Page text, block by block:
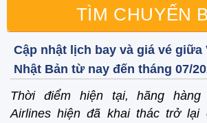
TÌM CHUYẾN
Cập nhật lịch bay và giá vé giữa
Nhật Bản từ nay đến tháng 07/
Thời điểm hiện tại, hãng hàng
Airlines hiện đã khai thác trở lại